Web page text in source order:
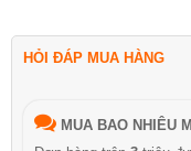
HỎI ĐÁP MUA HÀNG
MUA BAO NHIÊU